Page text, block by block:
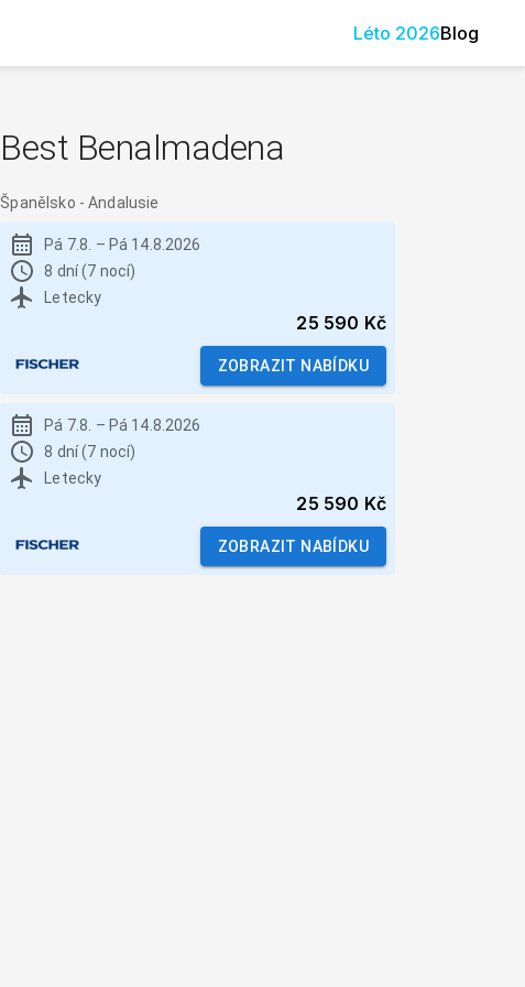
Léto 2026Blog
Best Benalmadena
Španělsko -Andalusie
Pá 7.8. – Pá 14.8.2026
8 dní (7 nocí)
Letecky
25 590 Kč
ZOBRAZIT NABÍDKU
Pá 7.8. – Pá 14.8.2026
8 dní (7 nocí)
Letecky
25 590 Kč
ZOBRAZIT NABÍDKU